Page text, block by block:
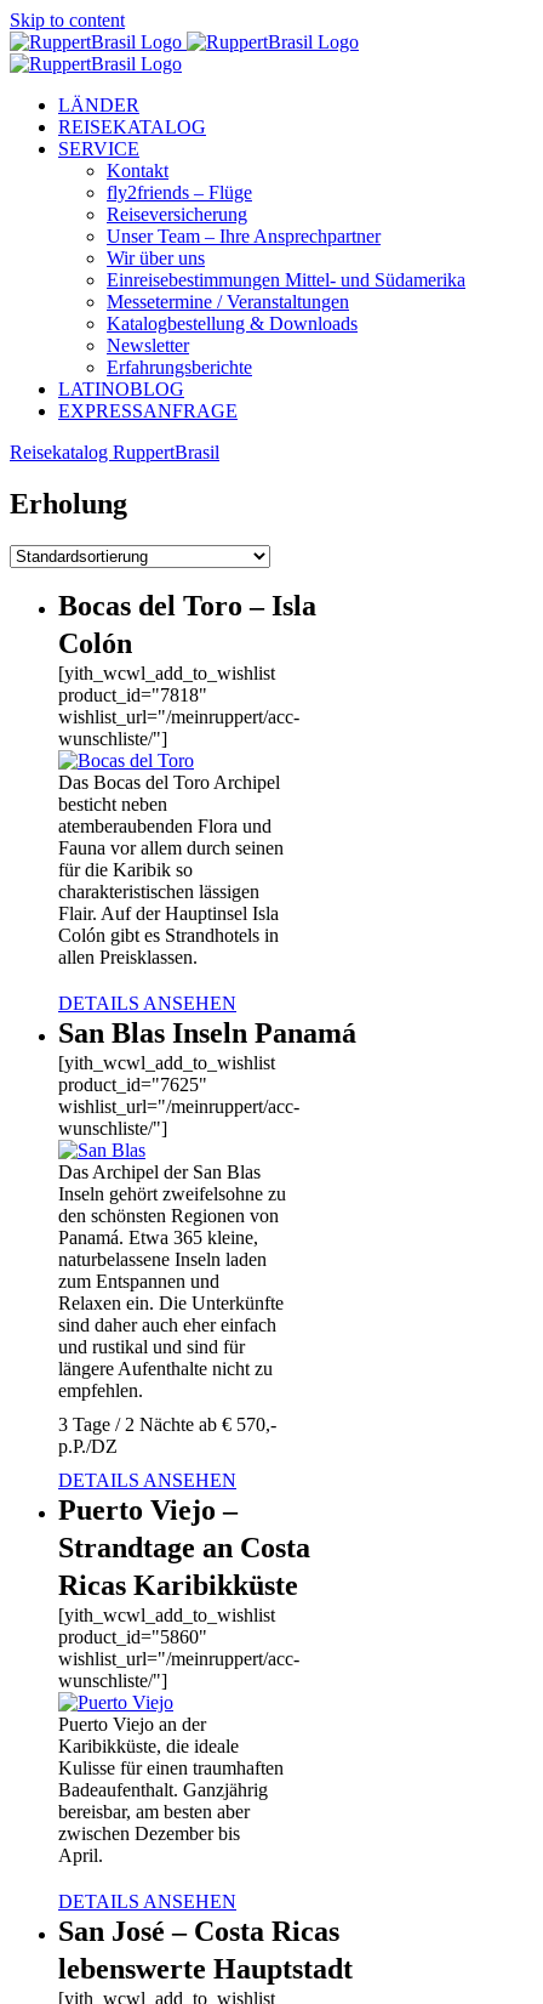
Skip to content
LÄNDER
REISEKATALOG
SERVICE
Kontakt
fly2friends – Flüge
Reiseversicherung
Unser Team – Ihre Ansprechpartner
Wir über uns
Einreisebestimmungen Mittel- und Südamerika
Messetermine / Veranstaltungen
Katalogbestellung & Downloads
Newsletter
Erfahrungsberichte
LATINOBLOG
EXPRESSANFRAGE
Reisekatalog RuppertBrasil
Erholung
Bocas del Toro – Isla
Colón
[yith_wcwl_add_to_wishlist
product_id="7818"
wishlist_url="/meinruppert/acc-
wunschliste/"]
Das Bocas del Toro Archipel
besticht neben
atemberaubenden Flora und
Fauna vor allem durch seinen
für die Karibik so
charakteristischen lässigen
Flair. Auf der Hauptinsel Isla
Colón gibt es Strandhotels in
allen Preisklassen.
DETAILS ANSEHEN
San Blas Inseln Panamá
[yith_wcwl_add_to_wishlist
product_id="7625"
wishlist_url="/meinruppert/acc-
wunschliste/"]
Das Archipel der San Blas
Inseln gehört zweifelsohne zu
den schönsten Regionen von
Panamá. Etwa 365 kleine,
naturbelassene Inseln laden
zum Entspannen und
Relaxen ein. Die Unterkünfte
sind daher auch eher einfach
und rustikal und sind für
längere Aufenthalte nicht zu
empfehlen.
3 Tage / 2 Nächte ab € 570,-
p.P./DZ
DETAILS ANSEHEN
Puerto Viejo –
Strandtage an Costa
Ricas Karibikküste
[yith_wcwl_add_to_wishlist
product_id="5860"
wishlist_url="/meinruppert/acc-
wunschliste/"]
Puerto Viejo an der
Karibikküste, die ideale
Kulisse für einen traumhaften
Badeaufenthalt. Ganzjährig
bereisbar, am besten aber
zwischen Dezember bis
April.
DETAILS ANSEHEN
San José – Costa Ricas
lebenswerte Hauptstadt
[yith_wcwl_add_to_wishlist